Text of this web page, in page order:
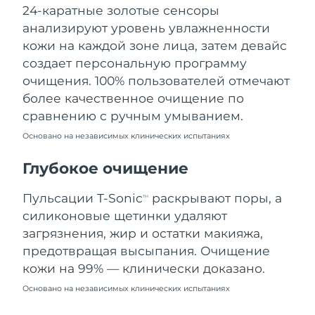
24-каратные золотые сенсоры
анализируют уровень увлажненности
кожи на каждой зоне лица, затем девайс
создает персональную программу
очищения. 100% пользователей отмечают
более качественное очищение по
сравнению с ручным умыванием.
Основано на независимых клинических испытаниях
Глубокое очищение
Пульсации T-SonicTM
раскрывают поры, а
силиконовые щетинки удаляют
загрязнения, жир и остатки макияжа,
предотвращая высыпания. Очищение
кожи на 99% — клинически доказано.
Основано на независимых клинических испытаниях
Ливан
Ожидаемая дата доставки
11/08/2026
Литва
Ожидаемая дата доставки
10/08/2026
Люксембург
Ожидаемая дата доставки
Ожидаемая дата доставки
Мальта
Ожидаемая дата доставки
10/08/2026
Мексика
Ожидаемая дата доставки
14/08/2026